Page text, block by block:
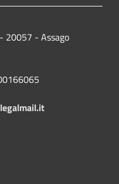
20057 - Assago